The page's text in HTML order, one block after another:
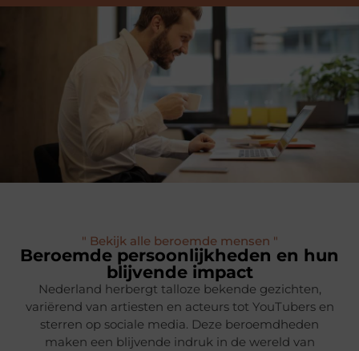
" Bekijk alle beroemde mensen "
Beroemde persoonlijkheden en hun
blijvende impact
Nederland herbergt talloze bekende gezichten,
variërend van artiesten en acteurs tot YouTubers en
sterren op sociale media. Deze beroemdheden
maken een blijvende indruk in de wereld van